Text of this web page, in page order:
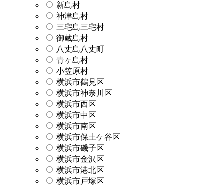
新島村
神津島村
三宅島三宅村
御蔵島村
八丈島八丈町
青ヶ島村
小笠原村
横浜市鶴見区
横浜市神奈川区
横浜市西区
横浜市中区
横浜市南区
横浜市保土ケ谷区
横浜市磯子区
横浜市金沢区
横浜市港北区
横浜市戸塚区